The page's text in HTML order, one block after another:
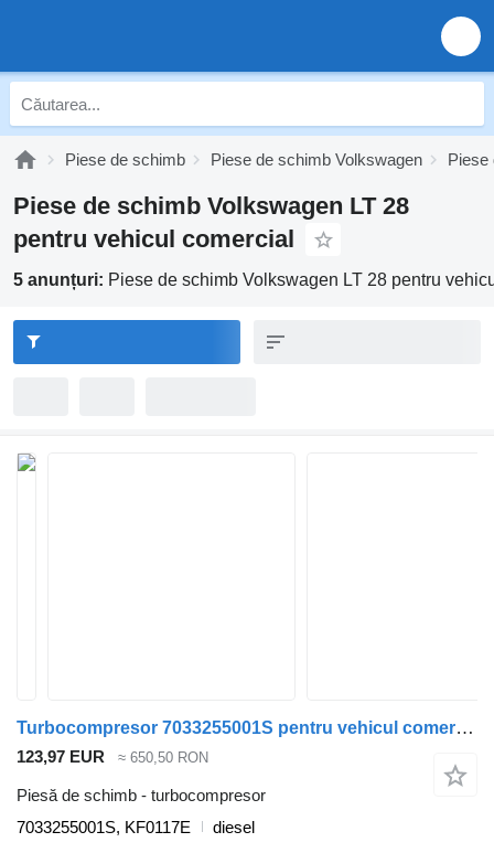
Piese de schimb Piese de schimb Volkswagen Piese
Piese de schimb Volkswagen LT 28
pentru vehicul comercial
5 anunțuri: Piese de schimb Volkswagen LT 28 pentru
Turbocompresor 7033255001S pentru vehicul comercial Volkswagen LT 28-46 II Flatbed (2DC, 2DF, 2
123,97 EUR ≈ 650,50 RON
Piesă de schimb - turbocompresor
7033255001S, KF0117E
diesel